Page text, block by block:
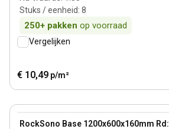
Stuks / eenheid: 8
250+ pakken op voorraad
Vergelijken
€ 10,49 p/m²
RockSono Base 1200x600x160mm
View product